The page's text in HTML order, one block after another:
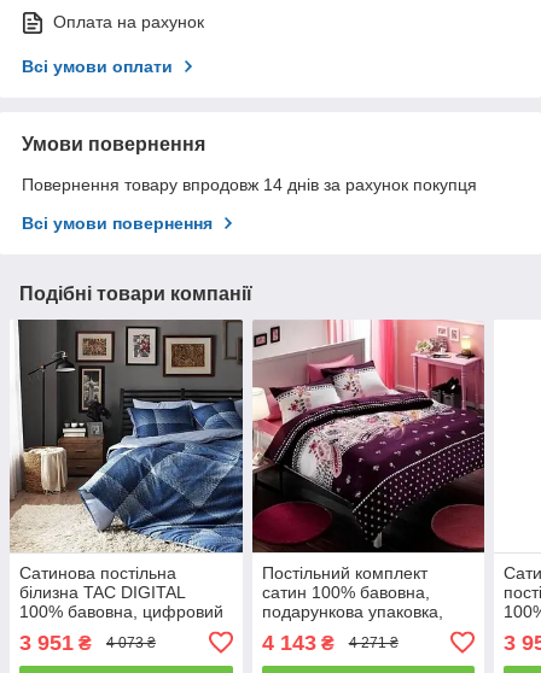
Оплата на рахунок
Всі умови оплати
Умови повернення
Повернення товару впродовж 14 днів за рахунок покупця
Всі умови повернення
Подібні товари компанії
Сатинова постільна
білизна TAC DIGITAL
100% бавовна, цифровий
друк двоспальний - євро
3 951 ₴ 4 073 ₴
Постільний комплект
сатин 100% бавовна,
подарункова упаковка,
Туреччина двоспальний -
євро, фіолетовий
4 143₴ 4 271 ₴ 3